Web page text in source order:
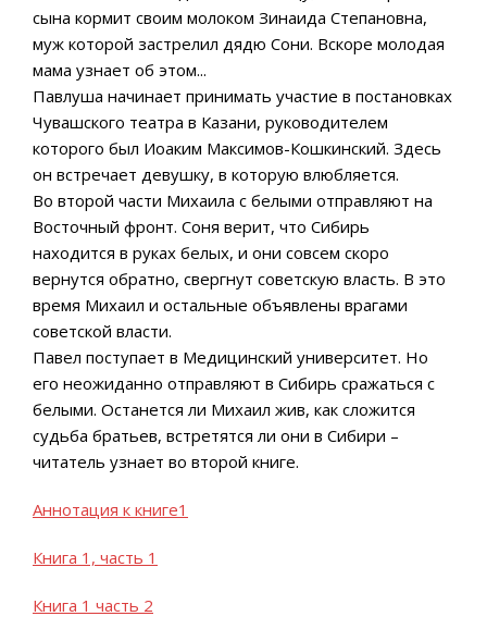
сына кормит своим молоком Зинаида Степановна,
муж которой застрелил дядю Сони. Вскоре молодая
мама узнает об этом...
Павлуша начинает принимать участие в постановках
Чувашского театра в Казани, руководителем
которого был Иоаким Максимов-Кошкинский. Здесь
он встречает девушку, в которую влюбляется.
Во второй части Михаила с белыми отправляют на
Восточный фронт. Соня верит, что Сибирь
находится в руках белых, и они совсем скоро
вернутся обратно, свергнут советскую власть. В это
время Михаил и остальные объявлены врагами
советской власти.
Павел поступает в Медицинский университет. Но
его неожиданно отправляют в Сибирь сражаться с
белыми. Останется ли Михаил жив, как сложится
судьба братьев, встретятся ли они в Сибири –
читатель узнает во второй книге.
Аннотация к книге1
Книга 1, часть 1
Книга 1 часть 2